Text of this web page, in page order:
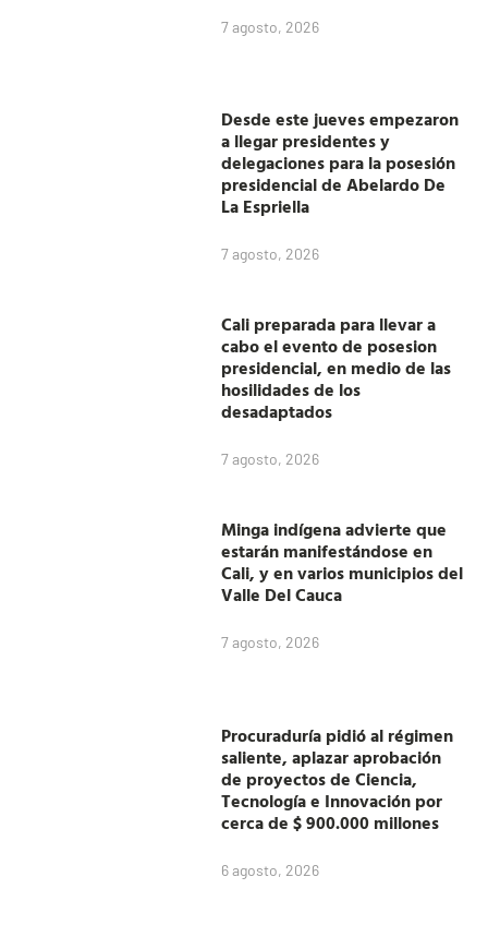
7 agosto, 2026
Desde este jueves empezaron
a llegar presidentes y
delegaciones para la posesión
presidencial de Abelardo De
La Espriella
7 agosto, 2026
Cali preparada para llevar a
cabo el evento de posesion
presidencial, en medio de las
hosilidades de los
desadaptados
7 agosto, 2026
Minga indígena advierte que
estarán manifestándose en
Cali, y en varios municipios del
Valle Del Cauca
7 agosto, 2026
Procuraduría pidió al régimen
saliente, aplazar aprobación
de proyectos de Ciencia,
Tecnología e Innovación por
cerca de $ 900.000 millones
6 agosto, 2026